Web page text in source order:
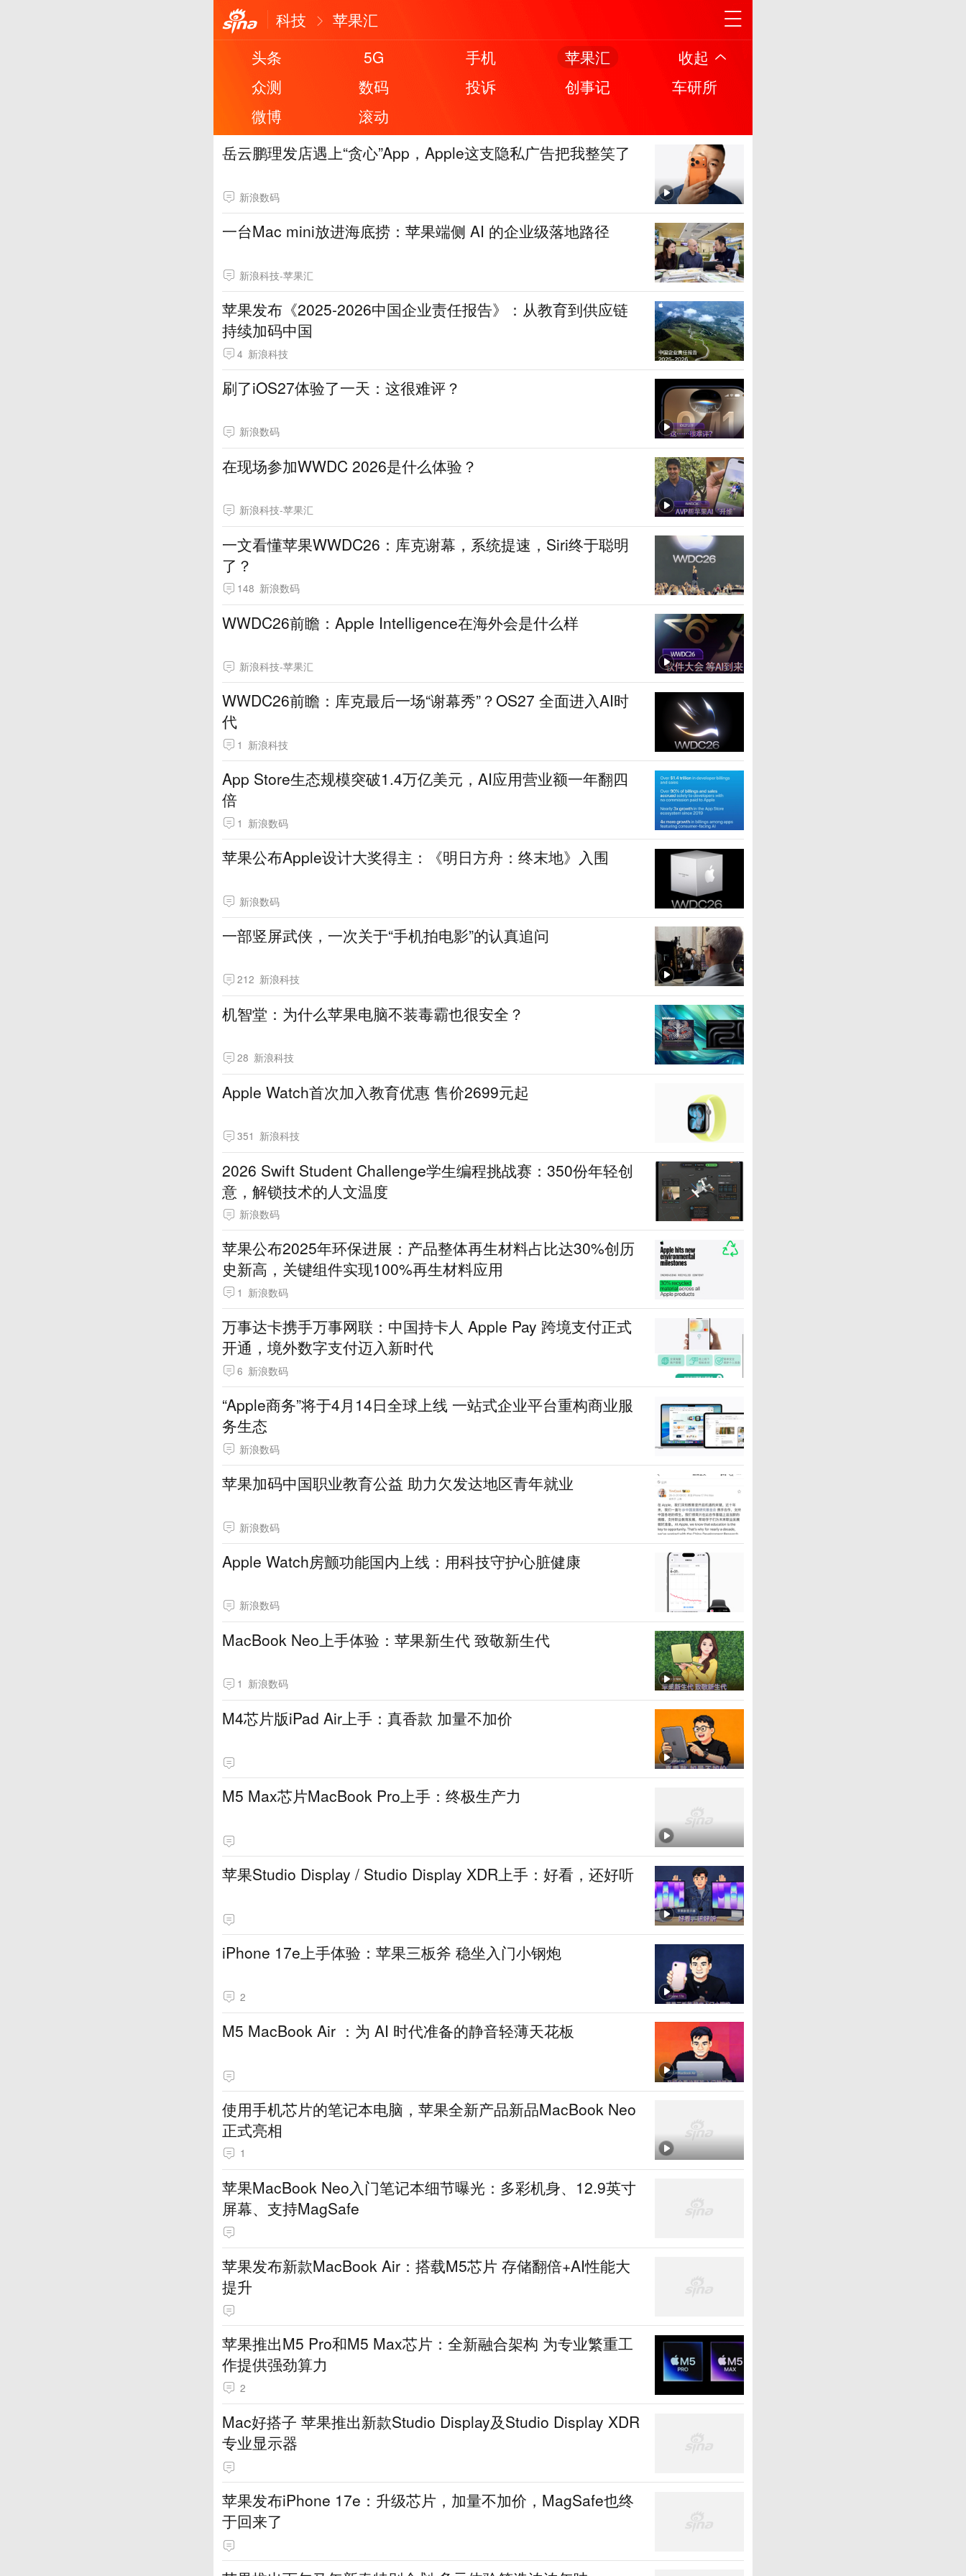
科技
苹果汇
头条
5G 手机 苹果汇
收起
众测
数码 投诉 创事记
车研所
微博
滚动
岳云鹏理发店遇上“贪心”App，Apple这支隐私广告把我整笑了
新浪数码
一台Mac mini放进海底捞：苹果端侧 AI 的企业级落地路径
新浪科技-苹果汇
苹果发布《2025-2026中国企业责任报告》：从教育到供应链
持续加码中国
4 新浪科技
刷了iOS27体验了一天：这很难评？
新浪数码
在现场参加WWDC 2026是什么体验？
新浪科技-苹果汇
一文看懂苹果WWDC26：库克谢幕，系统提速，Siri终于聪明
了？
148 新浪数码
WWDC26前瞻：Apple Intelligence在海外会是什么样
新浪科技-苹果汇
WWDC26前瞻：库克最后一场“谢幕秀”？OS27 全面进入AI时
代
1 新浪科技
App Store生态规模突破1.4万亿美元，AI应用营业额一年翻四
倍
1 新浪数码
苹果公布Apple设计大奖得主：《明日方舟：终末地》入围
新浪数码
一部竖屏武侠，一次关于“手机拍电影”的认真追问
212 新浪科技
机智堂：为什么苹果电脑不装毒霸也很安全？
28 新浪科技
Apple Watch首次加入教育优惠 售价2699元起
351 新浪科技
2026 Swift Student Challenge学生编程挑战赛：350份年轻创
意，解锁技术的人文温度
新浪数码
苹果公布2025年环保进展：产品整体再生材料占比达30%创历
史新高，关键组件实现100%再生材料应用
1 新浪数码
万事达卡携手万事网联：中国持卡人 Apple Pay 跨境支付正式
开通，境外数字支付迈入新时代
6 新浪数码
“Apple商务”将于4月14日全球上线 一站式企业平台重构商业服
务生态
新浪数码
苹果加码中国职业教育公益 助力欠发达地区青年就业
新浪数码
Apple Watch房颤功能国内上线：用科技守护心脏健康
新浪数码
MacBook Neo上手体验：苹果新生代 致敬新生代
1 新浪数码
M4芯片版iPad Air上手：真香款 加量不加价
M5 Max芯片MacBook Pro上手：终极生产力
苹果Studio Display / Studio Display XDR上手：好看，还好听
iPhone 17e上手体验：苹果三板斧 稳坐入门小钢炮
2
M5 MacBook Air ：为 AI 时代准备的静音轻薄天花板
使用手机芯片的笔记本电脑，苹果全新产品新品MacBook Neo
正式亮相
1
苹果MacBook Neo入门笔记本细节曝光：多彩机身、12.9英寸
屏幕、支持MagSafe
苹果发布新款MacBook Air：搭载M5芯片 存储翻倍+AI性能大
提升
苹果推出M5 Pro和M5 Max芯片：全新融合架构 为专业繁重工
作提供强劲算力
2
Mac好搭子 苹果推出新款Studio Display及Studio Display XDR
专业显示器
苹果发布iPhone 17e：升级芯片，加量不加价，MagSafe也终
于回来了